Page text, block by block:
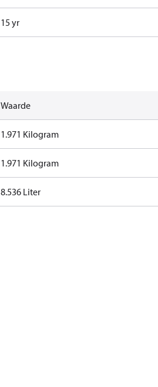
15 yr
Waarde
1.971 Kilogram
1.971 Kilogram
8.536 Liter